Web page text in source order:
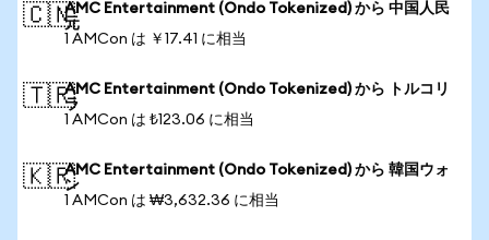
🇨🇳AMC Entertainment (Ondo Tokenized) から 中国人民
元
1 AMCon は ￥17.41 に相当
🇹🇷AMC Entertainment (Ondo Tokenized) から トルコリ
ラ
1 AMCon は ₺123.06 に相当
🇰🇷AMC Entertainment (Ondo Tokenized) から 韓国ウォ
ン
1 AMCon は ₩3,632.36 に相当